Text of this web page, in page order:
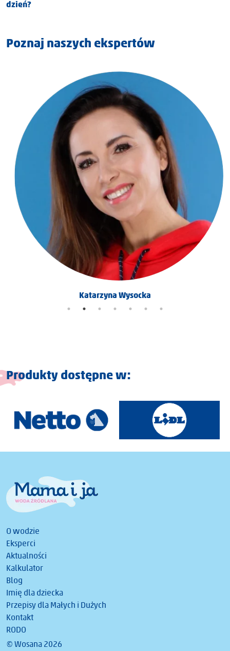
dzień?
Poznaj naszych ekspertów
Katarzyna Wysocka
Produkty dostępne w:
O wodzie
Eksperci
Aktualności
Kalkulator
Blog
Imię dla dziecka
Przepisy dla Małych i Dużych
Kontakt
RODO
© Wosana 2026